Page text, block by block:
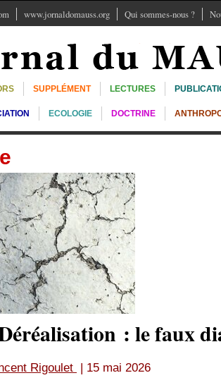
www.jornaldomauss.org Qui sommes-nous ?
SUPPLÉMENT LECTURES
ECOLOGIE DOCTRINE
: le faux
Rigoulet | 15 mai 2026